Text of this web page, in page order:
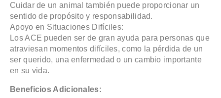
Cuidar de un animal también puede proporcionar un
sentido de propósito y responsabilidad.
Apoyo en Situaciones Difíciles:
Los ACE pueden ser de gran ayuda para personas que
atraviesan momentos difíciles, como la pérdida de un
ser querido, una enfermedad o un cambio importante
en su vida.
Beneficios Adicionales: